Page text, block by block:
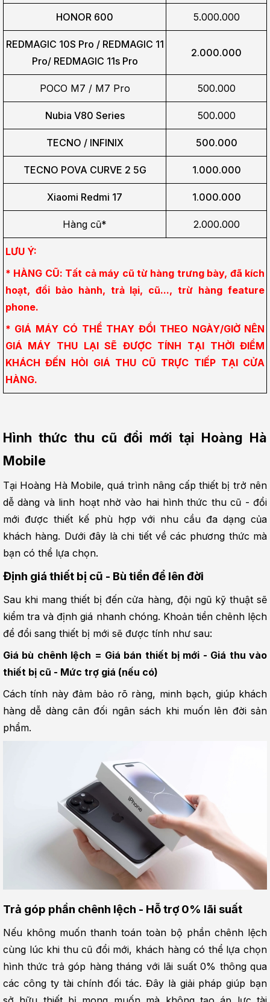
HONOR 600 5.000.000
REDMAGIC 10S Pro / REDMAGIC 11
Pro/ REDMAGIC 11s Pro
2.000.000
POCO M7 / M7 Pro 500.000
Nubia V80 Series 500.000
TECNO / INFINIX 500.000
TECNO POVA CURVE 2 5G 1.000.000
Xiaomi Redmi 17 1.000.000
Hàng cũ* 2.000.000
LƯU Ý:
* HÀNG CŨ: Tất cả máy cũ từ hàng trưng bày, đã kích
hoạt, đổi bảo hành, trả lại, cũ..., trừ hàng feature
phone.
* GIÁ MÁY CÓ THỂ THAY ĐỔI THEO NGÀY/GIỜ NÊN
GIÁ MÁY THU LẠI SẼ ĐƯỢC TÍNH TẠI THỜI ĐIỂM
KHÁCH ĐẾN HỎI GIÁ THU CŨ TRỰC TIẾP TẠI CỬA
HÀNG.
Hình thức thu cũ đổi mới tại Hoàng Hà
Mobile
Tại Hoàng Hà Mobile, quá trình nâng cấp thiết bị trở nên
dễ dàng và linh hoạt nhờ vào hai hình thức thu cũ - đổi
mới được thiết kế phù hợp với nhu cầu đa dạng của
khách hàng. Dưới đây là chi tiết về các phương thức mà
bạn có thể lựa chọn.
Định giá thiết bị cũ - Bù tiền để lên đời
Sau khi mang thiết bị đến cửa hàng, đội ngũ kỹ thuật sẽ
kiểm tra và định giá nhanh chóng. Khoản tiền chênh lệch
để đổi sang thiết bị mới sẽ được tính như sau:
Giá bù chênh lệch = Giá bán thiết bị mới - Giá thu vào
thiết bị cũ - Mức trợ giá (nếu có)
Cách tính này đảm bảo rõ ràng, minh bạch, giúp khách
hàng dễ dàng cân đối ngân sách khi muốn lên đời sản
phẩm.
Trả góp phần chênh lệch - Hỗ trợ 0% lãi suất
Nếu không muốn thanh toán toàn bộ phần chênh lệch
cùng lúc khi thu cũ đổi mới, khách hàng có thể lựa chọn
hình thức trả góp hàng tháng với lãi suất 0% thông qua
các công ty tài chính đối tác. Đây là giải pháp giúp bạn